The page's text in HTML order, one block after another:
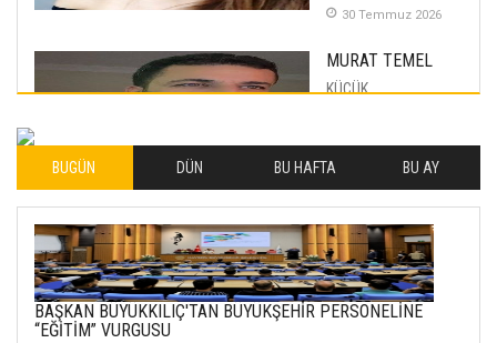
30 Temmuz 2026
MURAT TEMEL
KÜÇÜK
İLHAN YILMAZ
SOFRADA AYRIMCILIK
VAR
26 Subat 2026
METİN ERTEM
BUGÜN DÜN BU HAFTA BU AY
BAŞKAN BÜYÜKKILIÇ'TAN BÜYÜKŞEHİR PERSONELİNE
“EĞİTİM” VURGUSU